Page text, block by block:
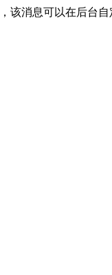
该消息可以在后台自